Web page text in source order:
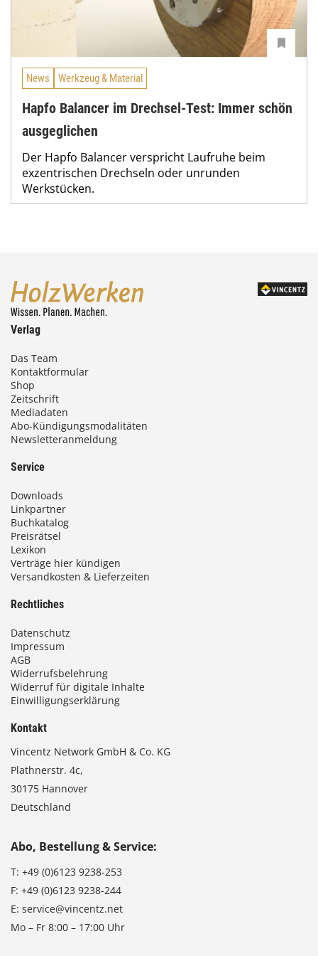
News Werkzeug & Material
Hapfo Balancer im Drechsel-Test: Immer schön
ausgeglichen
Der Hapfo Balancer verspricht Laufruhe beim
exzentrischen Drechseln oder unrunden
Werkstücken.
Verlag
Das Team
Kontaktformular
Shop
Zeitschrift
Mediadaten
Abo-Kündigungsmodalitäten
Newsletteranmeldung
Service
Downloads
Linkpartner
Buchkatalog
Preisrätsel
Lexikon
Verträge hier kündigen
Versandkosten & Lieferzeiten
Rechtliches
Datenschutz
Impressum
AGB
Widerrufsbelehrung
Widerruf für digitale Inhalte
Einwilligungserklärung
Kontakt
Vincentz Network GmbH & Co. KG
Plathnerstr. 4c,
30175 Hannover
Deutschland
Abo, Bestellung & Service:
T: +49 (0)6123 9238-253
F: +49 (0)6123 9238-244
E: service@vincentz.net
Mo – Fr 8:00 – 17:00 Uhr